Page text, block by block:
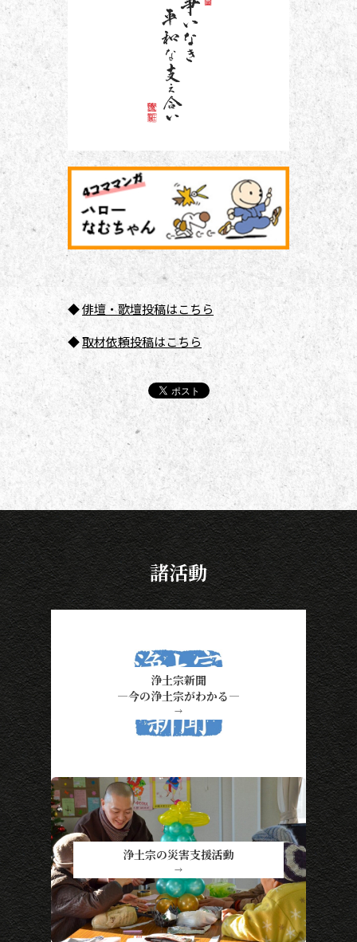
◆俳壇 ・歌壇投稿はこちら
◆取材依頼投稿はこちら
諸活動
浄土宗新聞
―今の浄土宗がわかる―
→
浄土宗の災害支援活動
→